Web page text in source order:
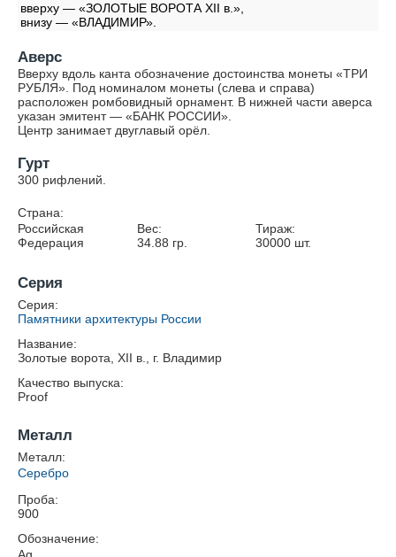
вверху — «ЗОЛОТЫЕ ВОРОТА XII в.»,
внизу — «ВЛАДИМИР».
Аверс
Вверху вдоль канта обозначение достоинства монеты «ТРИ
РУБЛЯ». Под номиналом монеты (слева и справа)
расположен ромбовидный орнамент. В нижней части аверса
указан эмитент — «БАНК РОССИИ».
Центр занимает двуглавый орёл.
Гурт
300 рифлений.
Страна:
Российская
Федерация
Вес:
34.88 гр.
Тираж:
30000 шт.
Серия
Серия:
Памятники архитектуры России
Название:
Золотые ворота, XII в., г. Владимир
Качество выпуска:
Proof
Металл
Металл:
Серебро
Проба:
900
Обозначение: